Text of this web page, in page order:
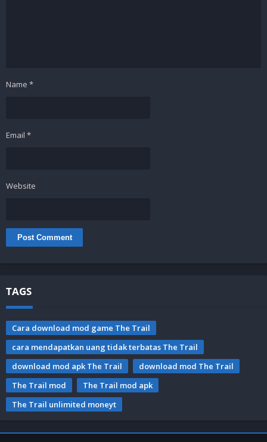
Name *
Email *
Website
TAGS
Cara download mod game The Trail
cara mendapatkan uang tidak terbatas The Trail
download mod apk The Trail
download mod The Trail
The Trail mod
The Trail mod apk
The Trail unlimited moneyt